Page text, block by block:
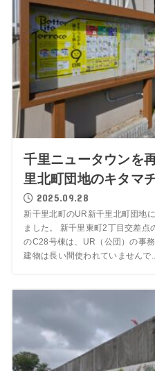
千里ニュータウンを
里北町団地のキタマ
2025.09.28
新千里北町のUR新千里北町団地
ました。 新千里東町2丁目交差点
のC28号棟は、UR（公団）の事
建物は長い間使われていませんで...